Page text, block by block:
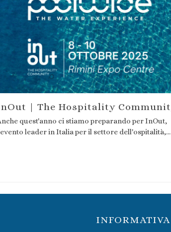
| The Hospitality
quest'anno ci stiamo preparando per InOut,
leader in Italia per il settore dell'ospitalità,…